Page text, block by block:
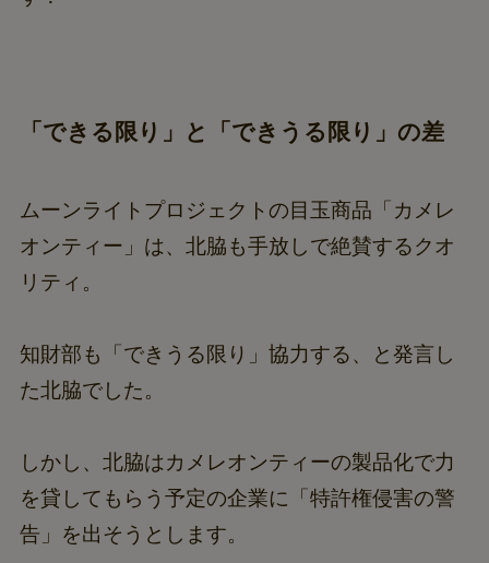
「できる限り」と「できうる限り」の差
ムーンライトプロジェクトの目玉商品「カメレ
オンティー」は、北脇も手放しで絶賛するクオ
リティ。
知財部も「できうる限り」協力する、と発言し
た北脇でした。
しかし、北脇はカメレオンティーの製品化で力
を貸してもらう予定の企業に「特許権侵害の警
告」を出そうとします。